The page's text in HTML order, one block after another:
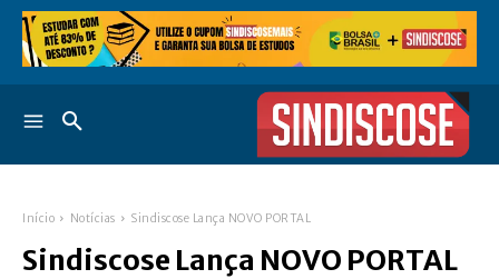
Início Notícias Sindiscose Lança NOVO PORTAL
Sindiscose Lança NOVO PORTAL